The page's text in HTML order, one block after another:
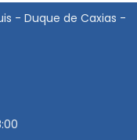
- Duque de Caxias -